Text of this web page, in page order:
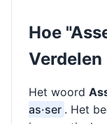
Hoe
Verdelen
Het woord
as·ser . Het